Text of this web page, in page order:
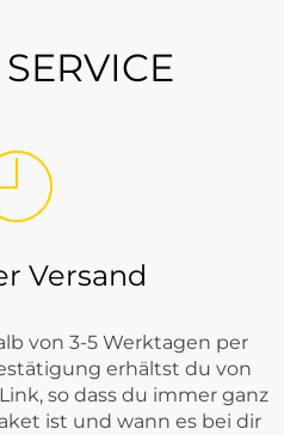
Versand
von 3-5 Werktagen per
erhältst du von
so dass du immer ganz
ist und wann es bei dir